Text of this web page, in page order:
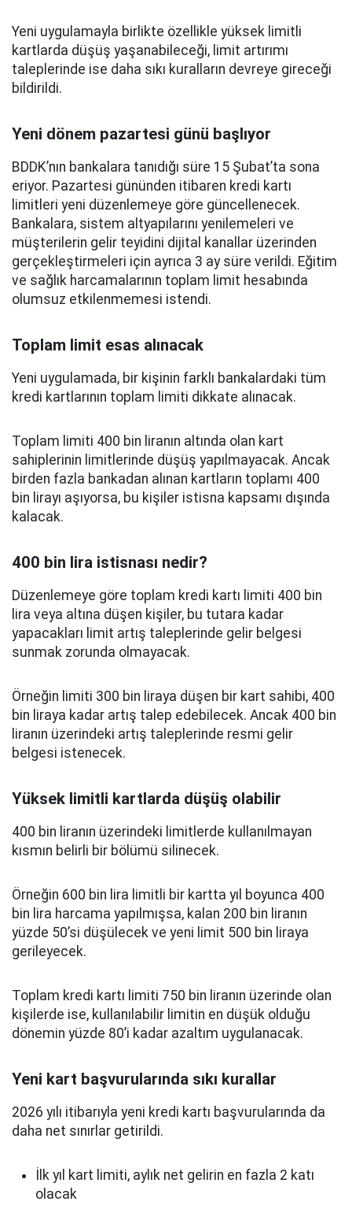
Yeni uygulamayla birlikte özellikle yüksek limitli
kartlarda düşüş yaşanabileceği, limit artırımı
taleplerinde ise daha sıkı kuralların devreye gireceği
bildirildi.
Yeni dönem pazartesi günü başlıyor
BDDK’nın bankalara tanıdığı süre 15 Şubat’ta sona
eriyor. Pazartesi gününden itibaren kredi kartı
limitleri yeni düzenlemeye göre güncellenecek.
Bankalara, sistem altyapılarını yenilemeleri ve
müşterilerin gelir teyidini dijital kanallar üzerinden
gerçekleştirmeleri için ayrıca 3 ay süre verildi. Eğitim
ve sağlık harcamalarının toplam limit hesabında
olumsuz etkilenmemesi istendi.
Toplam limit esas alınacak
Yeni uygulamada, bir kişinin farklı bankalardaki tüm
kredi kartlarının toplam limiti dikkate alınacak.
Toplam limiti 400 bin liranın altında olan kart
sahiplerinin limitlerinde düşüş yapılmayacak. Ancak
birden fazla bankadan alınan kartların toplamı 400
bin lirayı aşıyorsa, bu kişiler istisna kapsamı dışında
kalacak.
400 bin lira istisnası nedir?
Düzenlemeye göre toplam kredi kartı limiti 400 bin
lira veya altına düşen kişiler, bu tutara kadar
yapacakları limit artış taleplerinde gelir belgesi
sunmak zorunda olmayacak.
Örneğin limiti 300 bin liraya düşen bir kart sahibi, 400
bin liraya kadar artış talep edebilecek. Ancak 400 bin
liranın üzerindeki artış taleplerinde resmi gelir
belgesi istenecek.
Yüksek limitli kartlarda düşüş olabilir
400 bin liranın üzerindeki limitlerde kullanılmayan
kısmın belirli bir bölümü silinecek.
Örneğin 600 bin lira limitli bir kartta yıl boyunca 400
bin lira harcama yapılmışsa, kalan 200 bin liranın
yüzde 50’si düşülecek ve yeni limit 500 bin liraya
gerileyecek.
Toplam kredi kartı limiti 750 bin liranın üzerinde olan
kişilerde ise, kullanılabilir limitin en düşük olduğu
dönemin yüzde 80’i kadar azaltım uygulanacak.
Yeni kart başvurularında sıkı kurallar
2026 yılı itibarıyla yeni kredi kartı başvurularında da
daha net sınırlar getirildi.
İlk yıl kart limiti, aylık net gelirin en fazla 2 katı
olacak